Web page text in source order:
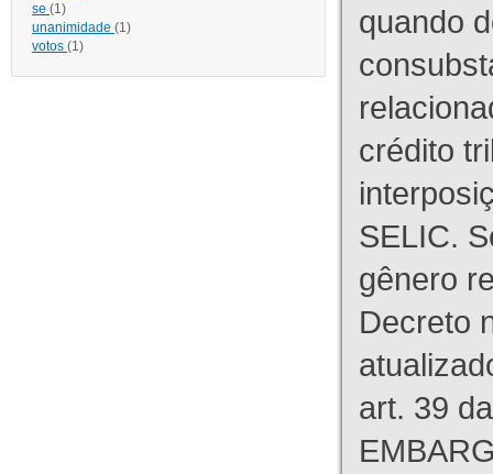
se (1)
unanimidade (1)
votos (1)
quando
crédito
SELIC.
gênero
Decreto
art. 39